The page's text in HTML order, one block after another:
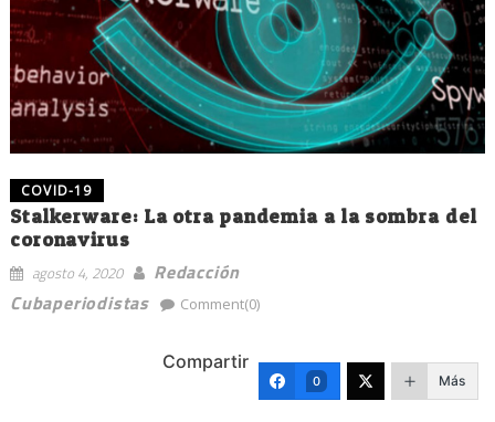
COVID-19
Stalkerware: La otra pandemia a la sombra del
coronavirus
agosto 4, 2020
Redacción
Cubaperiodistas
Comment(0)
Compartir
0 Más